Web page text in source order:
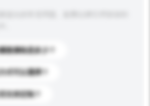
惠價格是多少？
式可以選擇？
支持定制？